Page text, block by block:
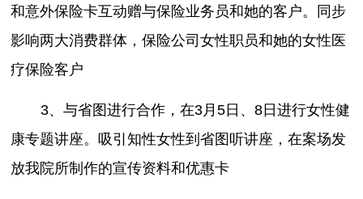
和意外保险卡互动赠与保险业务员和她的客户。同步
影响两大消费群体，保险公司女性职员和她的女性医
疗保险客户
3、与省图进行合作，在3月5日、8日进行女性健
康专题讲座。吸引知性女性到省图听讲座，在案场发
放我院所制作的宣传资料和优惠卡